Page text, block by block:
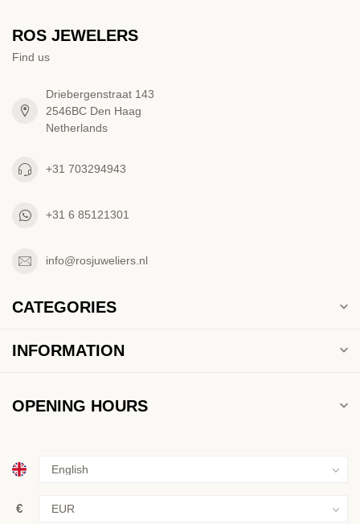
ROS JEWELERS
Find us
Driebergenstraat 143
2546BC Den Haag
Netherlands
+31 703294943
+31 6 85121301
info@rosjuweliers.nl
CATEGORIES
INFORMATION
OPENING HOURS
€